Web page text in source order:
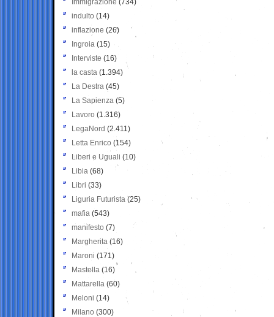
Immigrazione (734)
indulto (14)
inflazione (26)
Ingroia (15)
Interviste (16)
la casta (1.394)
La Destra (45)
La Sapienza (5)
Lavoro (1.316)
LegaNord (2.411)
Letta Enrico (154)
Liberi e Uguali (10)
Libia (68)
Libri (33)
Liguria Futurista (25)
mafia (543)
manifesto (7)
Margherita (16)
Maroni (171)
Mastella (16)
Mattarella (60)
Meloni (14)
Milano (300)